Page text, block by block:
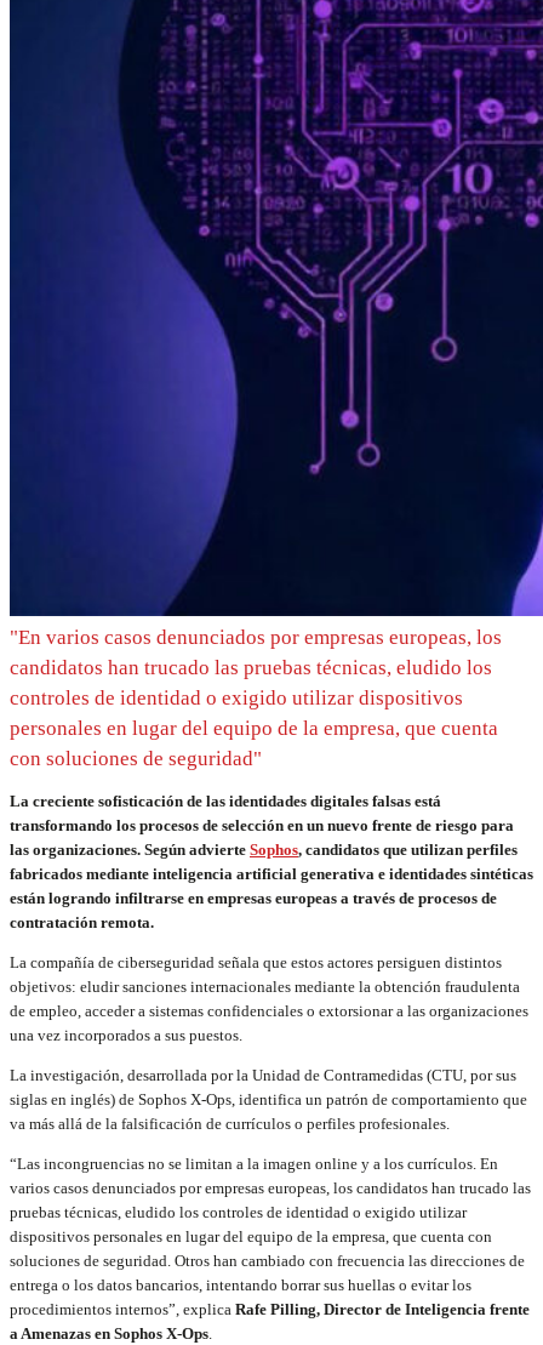
"En varios casos denunciados por empresas europeas, los
candidatos han trucado las pruebas técnicas, eludido los
controles de identidad o exigido utilizar dispositivos
personales en lugar del equipo de la empresa, que cuenta
con soluciones de seguridad"
La creciente sofisticación de las identidades digitales falsas está
transformando los procesos de selección en un nuevo frente de riesgo para
las organizaciones. Según advierte Sophos, candidatos que utilizan perfiles
fabricados mediante inteligencia artificial generativa e identidades sintéticas
están logrando infiltrarse en empresas europeas a través de procesos de
contratación remota.
La compañía de ciberseguridad señala que estos actores persiguen distintos
objetivos: eludir sanciones internacionales mediante la obtención fraudulenta
de empleo, acceder a sistemas confidenciales o extorsionar a las organizaciones
una vez incorporados a sus puestos.
La investigación, desarrollada por la Unidad de Contramedidas (CTU, por sus
siglas en inglés) de Sophos X-Ops, identifica un patrón de comportamiento que
va más allá de la falsificación de currículos o perfiles profesionales.
“Las incongruencias no se limitan a la imagen online y a los currículos. En
varios casos denunciados por empresas europeas, los candidatos han trucado las
pruebas técnicas, eludido los controles de identidad o exigido utilizar
dispositivos personales en lugar del equipo de la empresa, que cuenta con
soluciones de seguridad. Otros han cambiado con frecuencia las direcciones de
entrega o los datos bancarios, intentando borrar sus huellas o evitar los
procedimientos internos”, explica Rafe Pilling, Director de Inteligencia frente
a Amenazas en Sophos X-Ops.